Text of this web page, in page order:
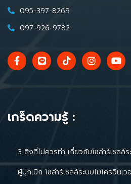
095-397-8269
097-926-9782
เกร็ดความรู้ :
3 สิ่งที่ไม่ควรทำ เกี่ยวกับโซล่าร์เซลล์
ผู้บุกเบิก โซล่าร์เซลล์ระบบไมโครอินเว